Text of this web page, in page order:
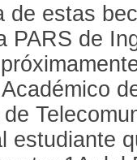
de estas
PARS de
estudiante